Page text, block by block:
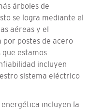
árboles de
se logra mediante el
aéreas y el
por postes de acero
estamos
incluyen
sistema eléctrico
incluyen la